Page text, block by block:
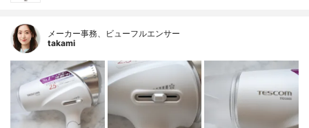
メーカー事務、ビューフルエンサー
takami